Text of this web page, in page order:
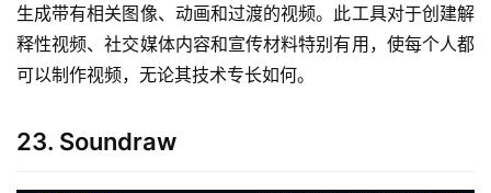
生成带有相关图像、动画和过渡的视频。此工具对于创建解
释性视频、社交媒体内容和宣传材料特别有用，使每个人都
可以制作视频，无论其技术专长如何。
23. Soundraw